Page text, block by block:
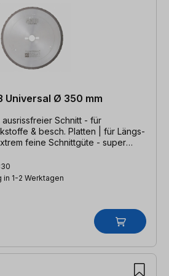
Universal Ø 350 mm
Schnitt - für
& besch. Platten | für Längs-
feine Schnittgüte - super
in 1-2 Werktagen